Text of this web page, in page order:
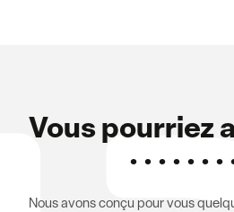
Vous pourriez
Nous avons conçu pour vous